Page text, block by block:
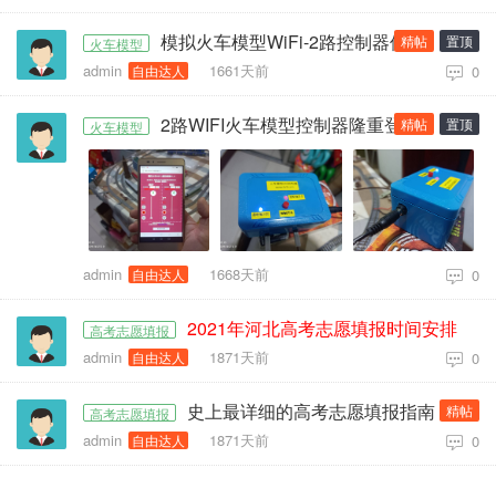
火车模型 模拟火车模型WiFi-2路控制器使用说明及重要声明
admin 自由达人 1661天前 0
精帖 置顶
火车模型 2路WIFI火车模型控制器隆重登场!
admin 自由达人 1668天前 0
精帖 置顶
高考志愿填报 2021年河北高考志愿填报时间安排
admin 自由达人 1871天前 0
高考志愿填报 史上最详细的高考志愿填报指南
admin 自由达人 1871天前 0
精帖